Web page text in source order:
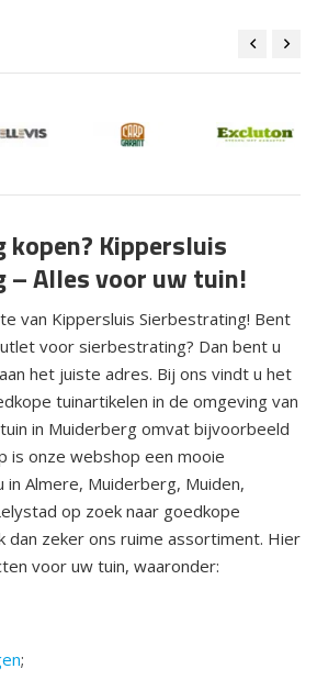
Kippersluis
– Alles voor uw tuin!
van Kippersluis Sierbestrating! Bent
voor sierbestrating? Dan bent u
het juiste adres. Bij ons vindt u het
tuinartikelen in de omgeving van
in Muiderberg omvat bijvoorbeeld
is onze webshop een mooie
in Almere, Muiderberg, Muiden,
op zoek naar goedkope
dan zeker ons ruime assortiment. Hier
voor uw tuin, waaronder:
;